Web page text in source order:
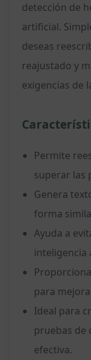
detección de
artificial.
deseas
reajustado y
exigencias de
Permite
superar las
Genera
forma
Ayuda a
inteligencia
para
Ideal para
pruebas de
efectiva.